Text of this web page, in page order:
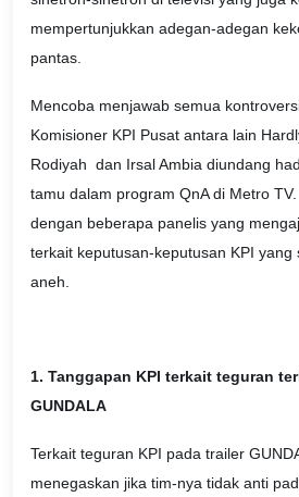
mempertunjukkan adegan-adegan
pantas.
Mencoba menjawab semua
Komisioner KPI Pusat antara lain
Rodiyah dan Irsal Ambia diundang
tamu dalam program QnA di Metro
dengan beberapa panelis yang
terkait keputusan-keputusan KPI yang
aneh.
1. Tanggapan KPI terkait teguran
GUNDALA
Terkait teguran KPI pada trailer
menegaskan jika tim-nya tidak anti